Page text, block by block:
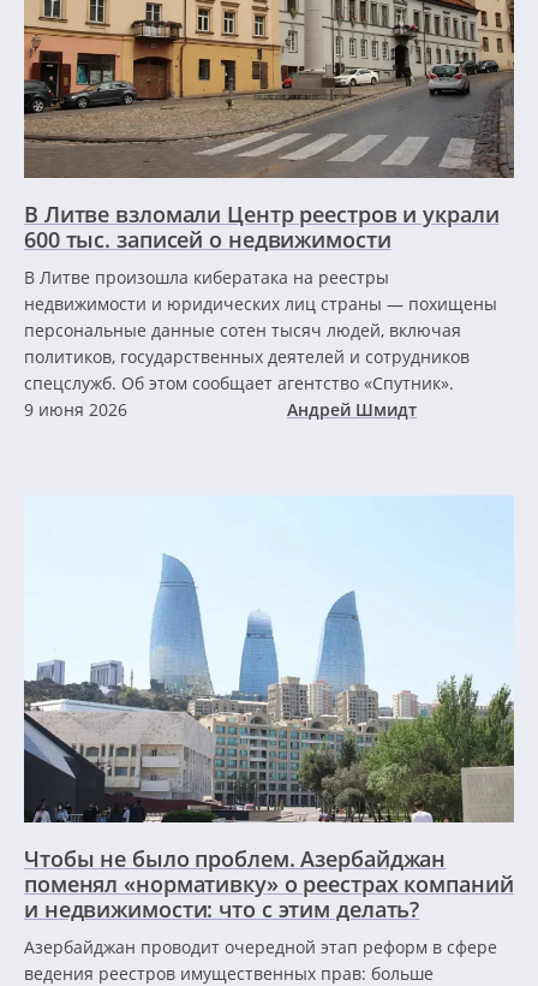
В Литве взломали Центр реестров и украли
600 тыс. записей о недвижимости
В Литве произошла кибератака на реестры
недвижимости и юридических лиц страны — похищены
персональные данные сотен тысяч людей, включая
политиков, государственных деятелей и сотрудников
спецслужб. Об этом сообщает агентство «Спутник».
9 июня 2026
Андрей Шмидт
Чтобы не было проблем. Азербайджан
поменял «нормативку» о реестрах компаний
и недвижимости: что с этим делать?
Азербайджан проводит очередной этап реформ в сфере
ведения реестров имущественных прав: больше